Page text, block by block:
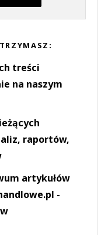
treści
na naszym
raportów,
artykułów
-